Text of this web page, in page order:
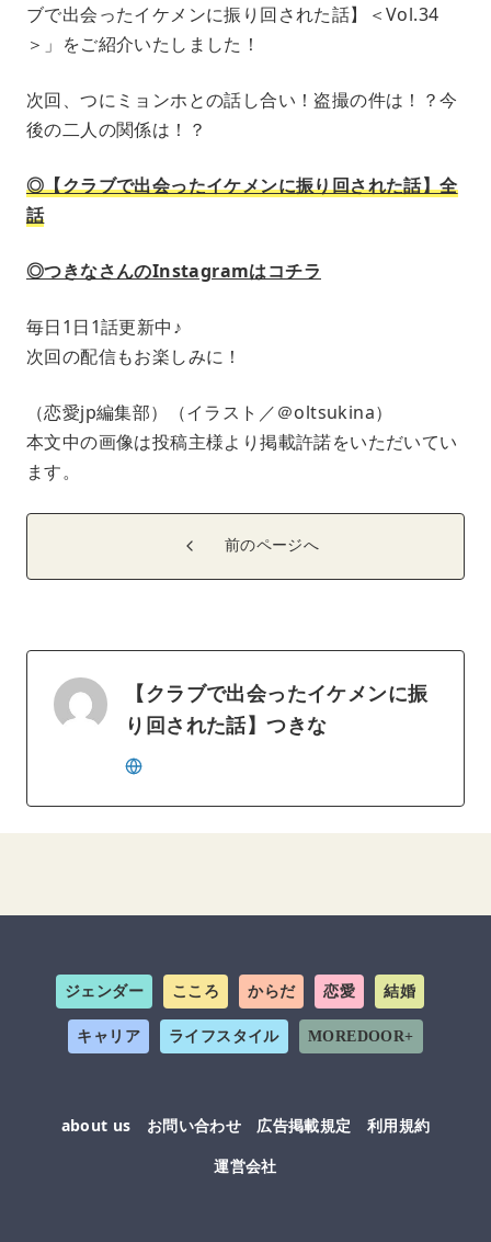
ブで出会ったイケメンに振り回された話】＜Vol.34
＞」をご紹介いたしました！
次回、つにミョンホとの話し合い！盗撮の件は！？今
後の二人の関係は！？
◎【クラブで出会ったイケメンに振り回された話】全
話
◎つきなさんのInstagramはコチラ
毎日1日1話更新中♪
次回の配信もお楽しみに！
（恋愛jp編集部）（イラスト／＠oltsukina）
本文中の画像は投稿主様より掲載許諾をいただいてい
ます。
前のページへ
【クラブで出会ったイケメンに振
り回された話】つきな
ジェンダー こころ からだ 恋愛 結婚
キャリア ライフスタイル MOREDOOR+
about us お問い合わせ 広告掲載規定
利用規約
運営会社